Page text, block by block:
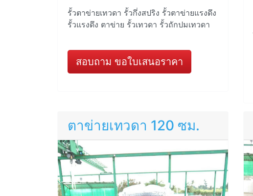
รั้วตาข่ายเทวดา รั้วกึ่งสปริง รั้วตาข่ายแรงดึง
รั้วแรงดึง ตาข่าย รั้วเทวดา รั้วถักปมเทวดา
สอบถาม ขอใบเสนอราคา
ตาข่ายเทวดา 120 ซม.